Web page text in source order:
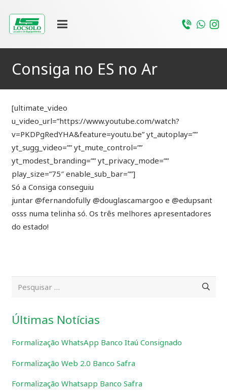
Consiga no ES no Ar
[ultimate_video
u_video_url=”https://www.youtube.com/watch?
v=PKDPgRedYHA&feature=youtu.be” yt_autoplay=””
yt_sugg_video=”” yt_mute_control=””
yt_modest_branding=”” yt_privacy_mode=””
play_size=”75″ enable_sub_bar=””]
Só a Consiga conseguiu
juntar @fernandofully @douglascamargoo e @edupsant
osss numa telinha só. Os três melhores apresentadores
do estado!
Pesquisar
Últimas Notícias
Formalização WhatsApp Banco Itaú Consignado
Formalização Web 2.0 Banco Safra
Formalização Whatsapp Banco Safra